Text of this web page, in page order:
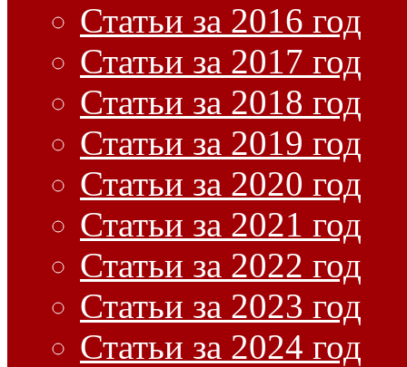
Статьи за 2016 год
Статьи за 2017 год
Статьи за 2018 год
Статьи за 2019 год
Статьи за 2020 год
Статьи за 2021 год
Статьи за 2022 год
Статьи за 2023 год
Статьи за 2024 год